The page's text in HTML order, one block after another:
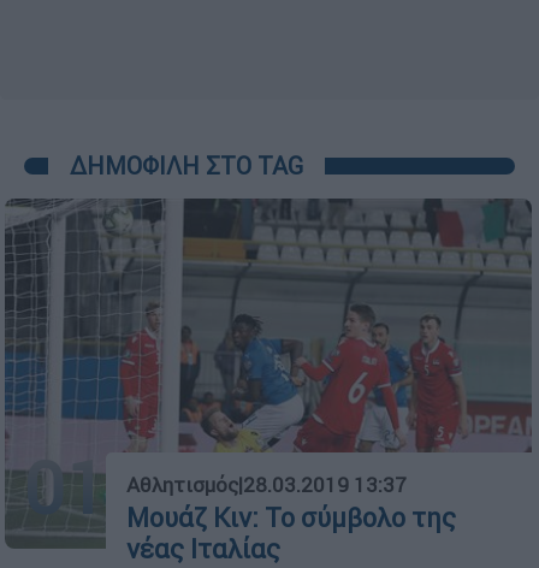
ΔΗΜΟΦΙΛΗ ΣΤΟ TAG
01 Αθλητισμός|28.03.2019 13:37
Μουάζ Κιν: Το σύµβολο της
νέας Ιταλίας